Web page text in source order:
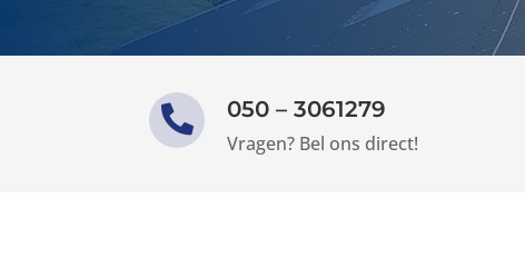
 050 – 3061279
Vragen? Bel ons direct!